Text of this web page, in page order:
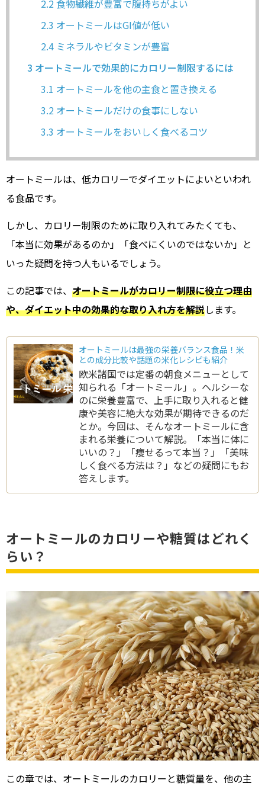
2.2 食物繊維が豊富で腹持ちがよい
2.3 オートミールはGI値が低い
2.4ミネラルやビタミンが豊富
3 オートミールで効果的にカロリー制限するには
3.1 オートミールを他の主食と置き換える
3.2 オートミールだけの食事にしない
3.3 オートミールをおいしく食べるコツ
オートミールは、低カロリーでダイエットによいといわれ
る食品です。
しかし、カロリー制限のために取り入れてみたくても、
「本当に効果があるのか」「食べにくいのではないか」と
いった疑問を持つ人もいるでしょう。
この記事では、 オートミールがカロリー制限に役立つ理由
や、ダイエット中の効果的な取り入れ方を解説します。
オートミールは最強の栄養バランス食品！米
との成分比較や話題の米化レシピも紹介
欧米諸国では定番の朝食メニューとして
知られる「オートミール」。ヘルシーな
のに栄養豊富で、上手に取り入れると健
康や美容に絶大な効果が期待できるのだ
とか。今回は、そんなオートミールに含
まれる栄養について解説。「本当に体に
いいの？」「痩せるって本当？」「美味
しく食べる方法は？」などの疑問にもお
答えします。
オートミールのカロリーや糖質はどれく
らい？
この章では、オートミールのカロリーと糖質量を、他の主